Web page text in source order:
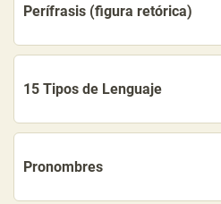
Perífrasis (figura retórica)
15 Tipos de Lenguaje
Pronombres